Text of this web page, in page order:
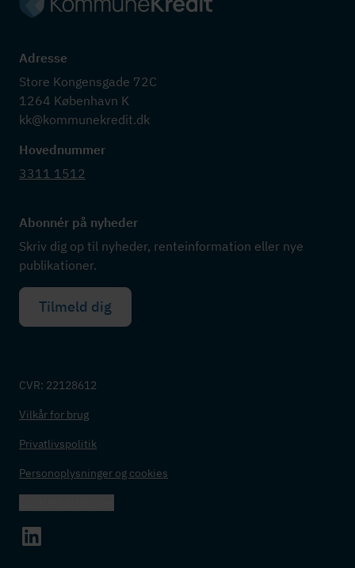
Adresse
Store Kongensgade 72C
1264 København K
kk@kommunekredit.dk
Hovednummer
3311 1512
Abonnér på nyheder
Skriv dig op til nyheder, renteinformation eller nye
publikationer.
Tilmeld dig
CVR: 22128612
Vilkår for brug
Privatlivspolitik
Personoplysninger og cookies